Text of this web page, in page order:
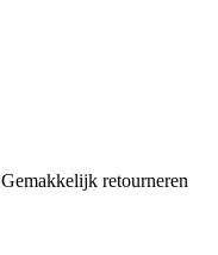
Gemakkelijk retourneren